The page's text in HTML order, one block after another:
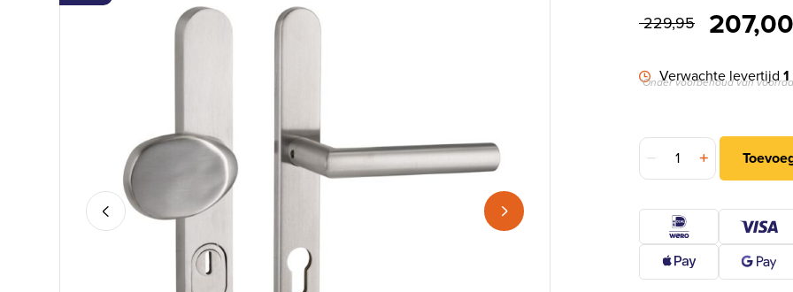
229,95 207,00
Verwachte levertijd1
*Onder voorbehoud van
SKG3 PC72 knop/kruk